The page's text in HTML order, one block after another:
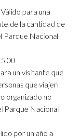
para una
de la cantidad de
Parque Nacional
un visitante que
que viajen
organizado no
Parque Nacional
por un año a